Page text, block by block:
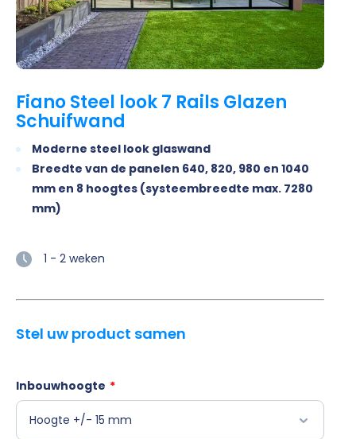
Fiano Steel look 7 Rails Glazen
Schuifwand
Moderne steel look glaswand
Breedte van de panelen 640, 820, 980 en 1040
mm en 8 hoogtes (systeembreedte max. 7280
mm)
1 - 2 weken
Stel uw product samen
*
Inbouwhoogte